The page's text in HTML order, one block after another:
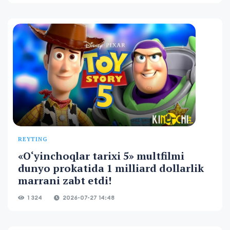
REYTING
«O‘yinchoqlar tarixi 5» multfilmi
dunyo prokatida 1 milliard dollarlik
marrani zabt etdi!
1 324 2026-07-27 14:48